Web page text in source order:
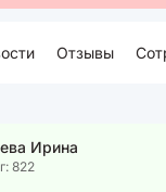
Отзывы
Ирина
822